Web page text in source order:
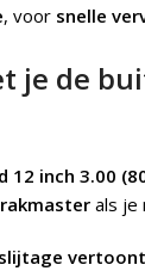
, voor snelle
je de
12 inch 3.00
als je